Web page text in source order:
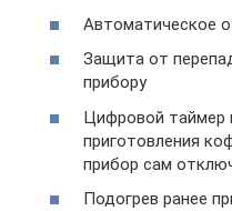
Автоматическое
Защита от
прибору
Цифровой таймер
приготовления
прибор сам
Подогрев ранее